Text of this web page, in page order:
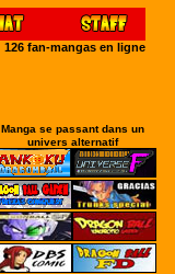
126 fan-mangas en ligne
Manga se passant dans un
univers alternatif